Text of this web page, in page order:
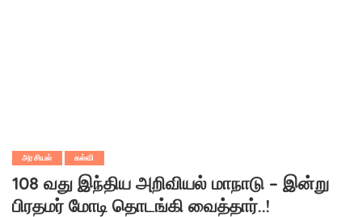
அரசியல் கல்வி
108 வது இந்திய அறிவியல் மாநாடு – இன்று
பிரதமர் மோடி தொடங்கி வைத்தார்..!